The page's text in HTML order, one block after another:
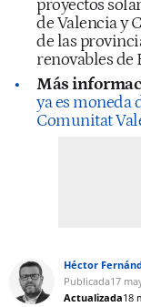
proyectos
de Valencia y
de las
renovables de
Más
ya es moneda
Comunitat
Héctor
Publicada17
Actualizada18